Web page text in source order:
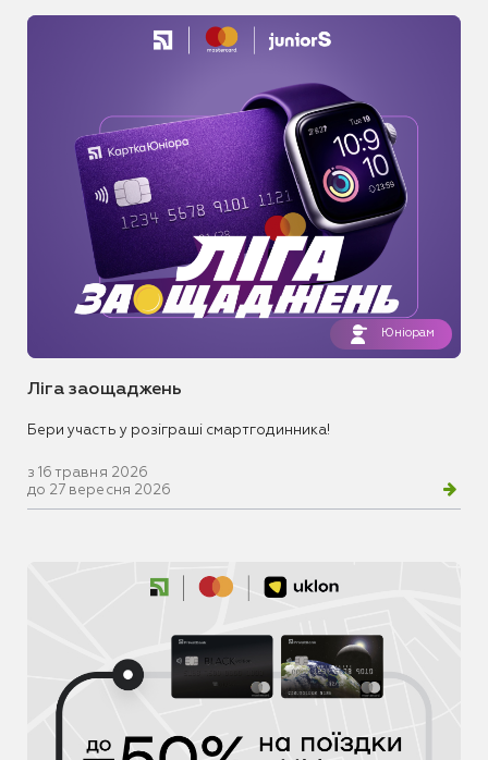
Юніорам
Ліга заощаджень
Бери участь у розіграші смартгодинника!
з 16 травня 2026
до 27 вересня 2026